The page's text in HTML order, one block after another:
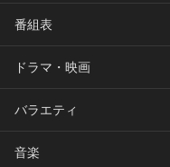
番組表
ドラマ・映画
バラエティ
音楽